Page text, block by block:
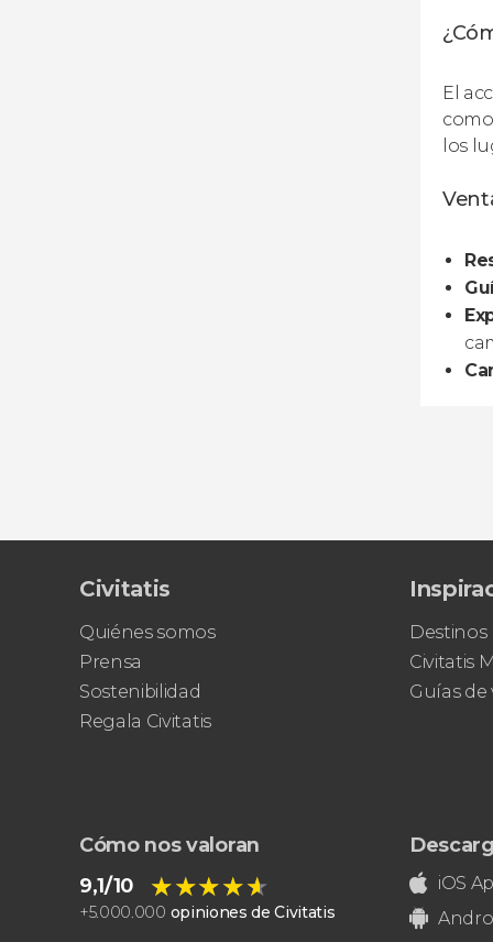
El
los
Civitatis
Quiénes somos
Prensa
Sostenibilidad
Regala Civitatis
Destinos
Civitatis
Guías de
Cómo nos valoran
9,1/10
★★★★★
★★★★★
+5.000.000 opiniones de Civitatis
iOS